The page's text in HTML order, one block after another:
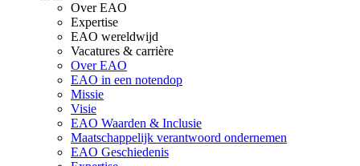
Over EAO
Expertise
EAO wereldwijd
Vacatures & carrière
Over EAO
EAO in een notendop
Missie
Visie
EAO Waarden & Inclusie
Maatschappelijk verantwoord ondernemen
EAO Geschiedenis